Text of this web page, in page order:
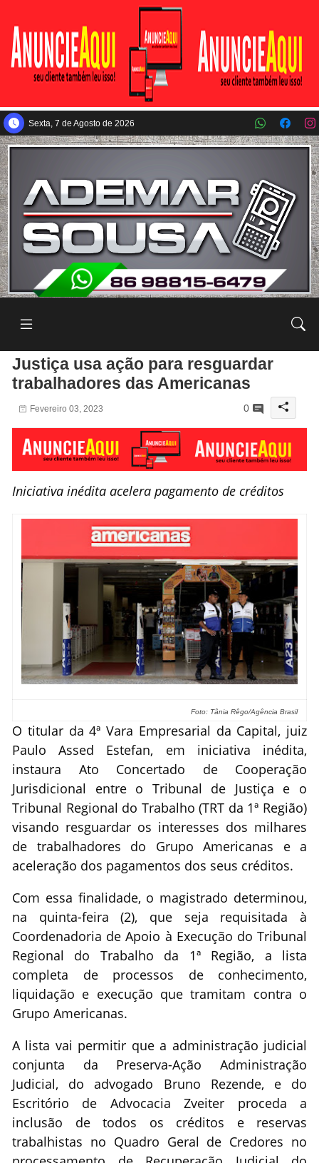
Pular para o conteúdo principal
Sexta, 7 de Agosto de 2026
Justiça usa ação para resguardar
trabalhadores das Americanas
Fevereiro 03, 2023 0
Iniciativa inédita acelera pagamento de créditos
Foto: Tânia Rêgo/Agência Brasil
O titular da 4ª Vara Empresarial da Capital, juiz
Paulo Assed Estefan, em iniciativa inédita,
instaura Ato Concertado de Cooperação
Jurisdicional entre o Tribunal de Justiça e o
Tribunal Regional do Trabalho (TRT da 1ª Região)
visando resguardar os interesses dos milhares
de trabalhadores do Grupo Americanas e a
aceleração dos pagamentos dos seus créditos.
Com essa finalidade, o magistrado determinou,
na quinta-feira (2), que seja requisitada à
Coordenadoria de Apoio à Execução do Tribunal
Regional do Trabalho da 1ª Região, a lista
completa de processos de conhecimento,
liquidação e execução que tramitam contra o
Grupo Americanas.
A lista vai permitir que a administração judicial
conjunta da Preserva-Ação Administração
Judicial, do advogado Bruno Rezende, e do
Escritório de Advocacia Zveiter proceda a
inclusão de todos os créditos e reservas
trabalhistas no Quadro Geral de Credores no